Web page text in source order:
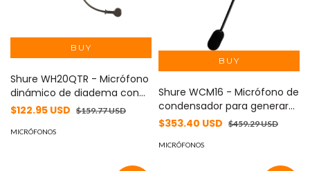
Shure WH20QTR - Micrófono
dinámico de diadema con
conector jack 1/4 QTR - Ideal
- Cómodo y resistente.
$122.95 USD $159.77 USD
MICRÓFONOS
Shure WCM16 - Micrófono de
condensador para generar
un sonido claro y preciso -
reducción de eco.
$353.40 USD $459.29 USD
MICRÓFONOS